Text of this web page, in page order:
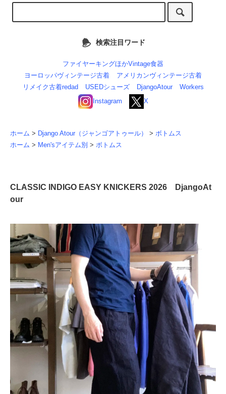
検索注目ワード
ファイヤーキングほかVintage食器
ヨーロッパヴィンテージ古着
アメリカンヴィンテージ古着
リメイク古着redad
USEDシューズ DjangoAtour
Workers
Instagram
X
ホーム > Django Atour（ジャンゴアトゥール） > ボトムス
ホーム > Men'sアイテム別 > ボトムス
CLASSIC INDIGO EASY KNICKERS 2026 DjangoAt
our